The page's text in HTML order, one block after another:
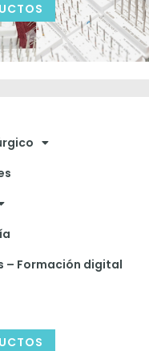
– Formación digital